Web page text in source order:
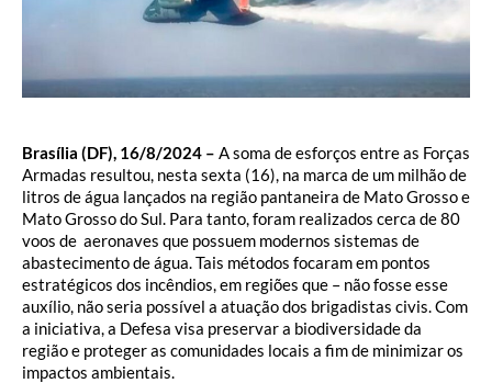
Brasília (DF), 16/8/2024 – A soma de esforços entre as Forças
Armadas resultou, nesta sexta (16), na marca de um milhão de
litros de água lançados na região pantaneira de Mato Grosso e
Mato Grosso do Sul. Para tanto, foram realizados cerca de 80
voos de aeronaves que possuem modernos sistemas de
abastecimento de água. Tais métodos focaram em pontos
estratégicos dos incêndios, em regiões que – não fosse esse
auxílio, não seria possível a atuação dos brigadistas civis. Com
a iniciativa, a Defesa visa preservar a biodiversidade da
região e proteger as comunidades locais a fim de minimizar os
impactos ambientais.